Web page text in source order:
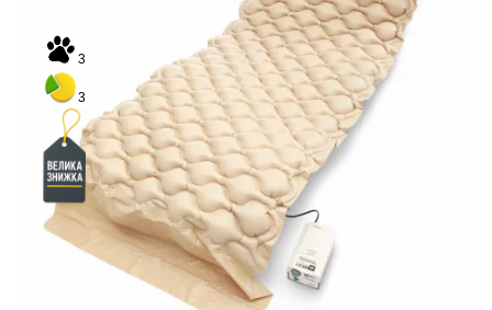
3
3